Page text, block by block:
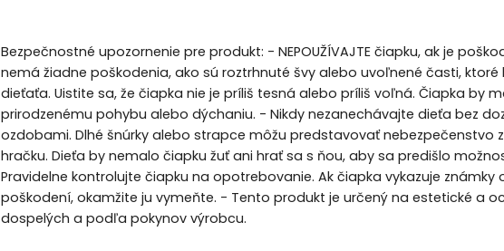
Bezpečnostné upozornenie pre produkt: - NEPOUŽÍVAJTE čiapku, ak je
nemá žiadne poškodenia, ako sú roztrhnuté švy alebo uvoľnené časti,
dieťaťa. Uistite sa, že čiapka nie je príliš tesná alebo príliš voľná. Čiapka by
prirodzenému pohybu alebo dýchaniu. - Nikdy nezanechávajte dieťa bez
ozdobami. Dlhé šnúrky alebo strapce môžu predstavovať nebezpečenstvo
hračku. Dieťa by nemalo čiapku žuť ani hrať sa s ňou, aby sa predišlo
Pravidelne kontrolujte čiapku na opotrebovanie. Ak čiapka vykazuje
poškodení, okamžite ju vymeňte. - Tento produkt je určený na estetické a
dospelých a podľa pokynov výrobcu.